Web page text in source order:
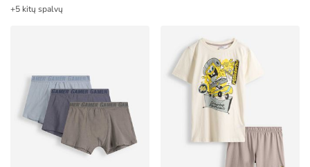
+5 kitų spalvų